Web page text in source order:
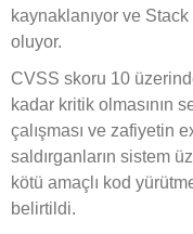
kaynaklanıyor ve
oluyor.
CVSS skoru 10
kadar kritik olmasının
çalışması ve zafiyetin
saldırganların sistem
kötü amaçlı kod
belirtildi.